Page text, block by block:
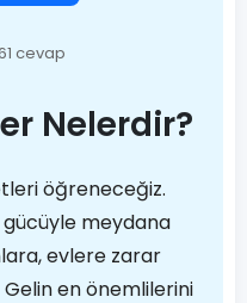
cevap
Nelerdir?
öğreneceğiz.
gücüyle meydana
evlere zarar
en önemlilerini